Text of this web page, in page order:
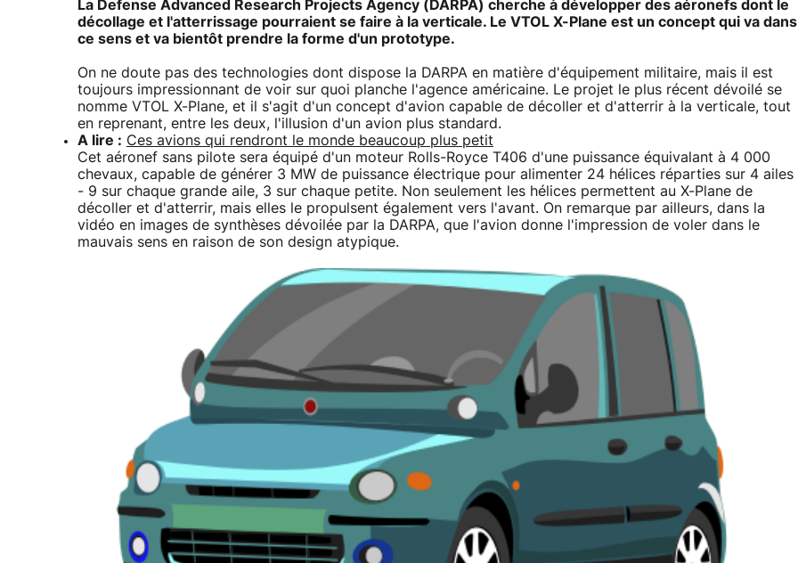
La Defense Advanced Research Projects Agency (DARPA) cherche à développer des aéronefs dont le
décollage et l'atterrissage pourraient se faire à la verticale. Le VTOL X-Plane est un concept qui va dans
ce sens et va bientôt prendre la forme d'un prototype.
On ne doute pas des technologies dont dispose la DARPA en matière d'équipement militaire, mais il est
toujours impressionnant de voir sur quoi planche l'agence américaine. Le projet le plus récent dévoilé se
nomme VTOL X-Plane, et il s'agit d'un concept d'avion capable de décoller et d'atterrir à la verticale, tout
en reprenant, entre les deux, l'illusion d'un avion plus standard.
A lire : Ces avions qui rendront le monde beaucoup plus petit
Cet aéronef sans pilote sera équipé d'un moteur Rolls-Royce T406 d'une puissance équivalant à 4 000
chevaux, capable de générer 3 MW de puissance électrique pour alimenter 24 hélices réparties sur 4 ailes
- 9 sur chaque grande aile, 3 sur chaque petite. Non seulement les hélices permettent au X-Plane de
décoller et d'atterrir, mais elles le propulsent également vers l'avant. On remarque par ailleurs, dans la
vidéo en images de synthèses dévoilée par la DARPA, que l'avion donne l'impression de voler dans le
mauvais sens en raison de son design atypique.